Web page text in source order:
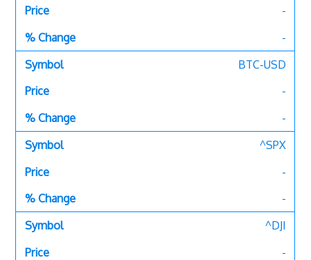
-
-
BTC-USD
-
-
^SPX
-
-
^DJI
-